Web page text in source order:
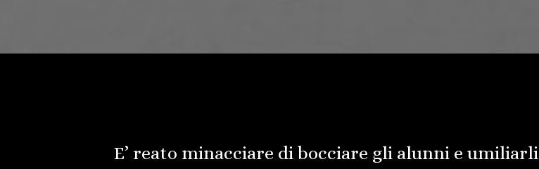
E’ reato minacciare di bocciare gli alunni e umiliarli